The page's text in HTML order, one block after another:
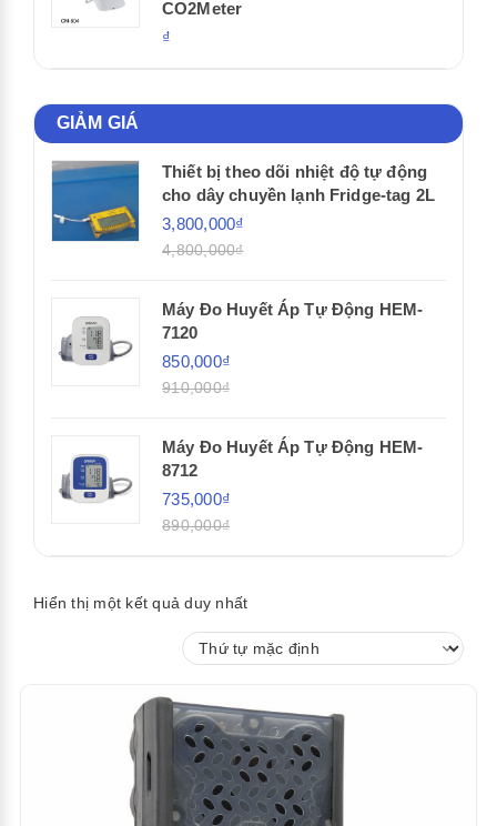
CO2Meter
₫
GIẢM GIÁ
Thiết bị theo dõi nhiệt độ tự động
cho dây chuyền lạnh Fridge-tag 2L
3,800,000₫
4,800,000₫
Máy Đo Huyết Áp Tự Động HEM-
7120
850,000₫
910,000₫
Máy Đo Huyết Áp Tự Động HEM-
8712
735,000₫
890,000₫
Hiển thị một kết quả duy nhất